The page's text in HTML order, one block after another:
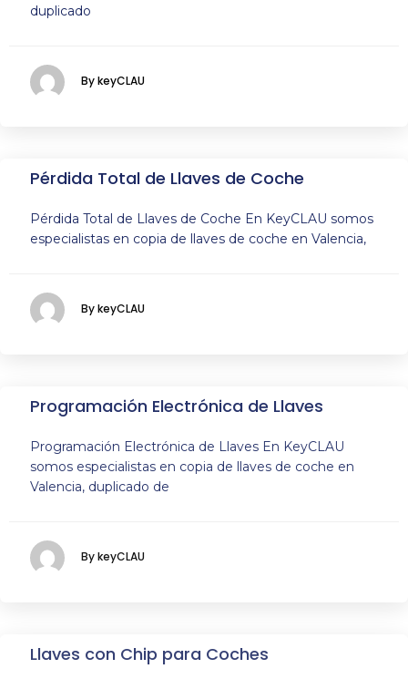
duplicado
By keyCLAU
Pérdida Total de Llaves de Coche
Pérdida Total de Llaves de Coche En KeyCLAU somos
especialistas en copia de llaves de coche en Valencia,
By keyCLAU
Programación Electrónica de Llaves
Programación Electrónica de Llaves En KeyCLAU
somos especialistas en copia de llaves de coche en
Valencia, duplicado de
By keyCLAU
Llaves con Chip para Coches